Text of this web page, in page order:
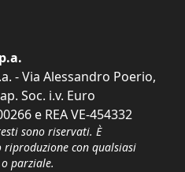
- Via Alessandro Poerio,
Soc. i.v. Euro
e REA VE-454332
sono riservati. È
con qualsiasi
parziale.